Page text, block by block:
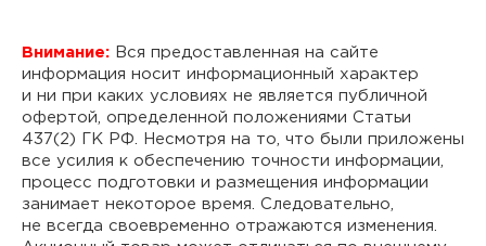
Внимание: Вся предоставленная на сайте
информация носит информационный характер
и ни при каких условиях не является публичной
офертой, определенной положениями Статьи
437(2) ГК РФ. Несмотря на то, что были приложены
все усилия к обеспечению точности информации,
процесс подготовки и размещения информации
занимает некоторое время. Следовательно,
не всегда своевременно отражаются изменения.